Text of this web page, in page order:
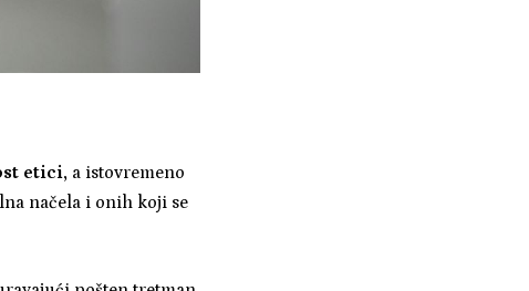
etici, a istovremeno
načela i onih koji se